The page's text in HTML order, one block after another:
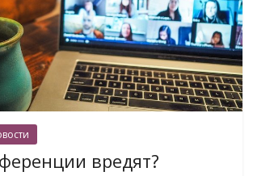
вредят?